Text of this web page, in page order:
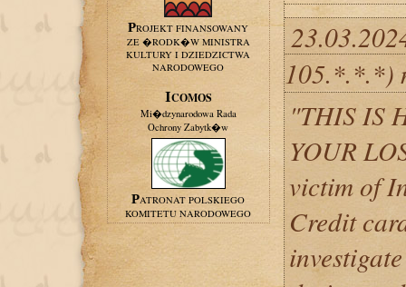
PROJEKT FINANSOWANY
ZE �RODK�W MINISTRA
KULTURY I DZIEDZICTWA
NARODOWEGO
ICOMOS
Mi�dzynarodowa Rada
Ochrony Zabytk�w
PATRONAT POLSKIEGO
KOMITETU NARODOWEGO
105.*.*.*)
"THIS IS
YOUR
victim of
Credit